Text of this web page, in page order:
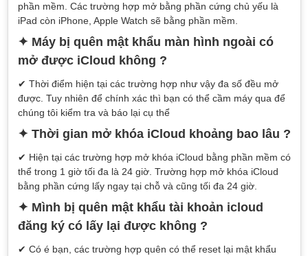
phần mềm. Các trường hợp mở bằng phần cứng chủ yếu là
iPad còn iPhone, Apple Watch sẽ bằng phần mềm.
✦ Máy bị quên mật khẩu màn hình ngoài có
mở được iCloud không ?
✔ Thời điểm hiện tại các trường hợp như vậy đa số đều mở
được. Tuy nhiên để chính xác thì bạn có thể cầm máy qua để
chúng tôi kiểm tra và báo lại cụ thể
✦ Thời gian mở khóa iCloud khoảng bao lâu ?
✔ Hiện tại các trường hợp mở khóa iCloud bằng phần mềm có
thể trong 1 giờ tối đa là 24 giờ. Trường hợp mở khóa iCloud
bằng phần cứng lấy ngay tại chỗ và cũng tối đa 24 giờ.
✦ Mình bị quên mật khẩu tài khoản icloud
đăng ký có lấy lại được không ?
✔ Có é bạn, các trường hợp quên có thể reset lại mật khẩu